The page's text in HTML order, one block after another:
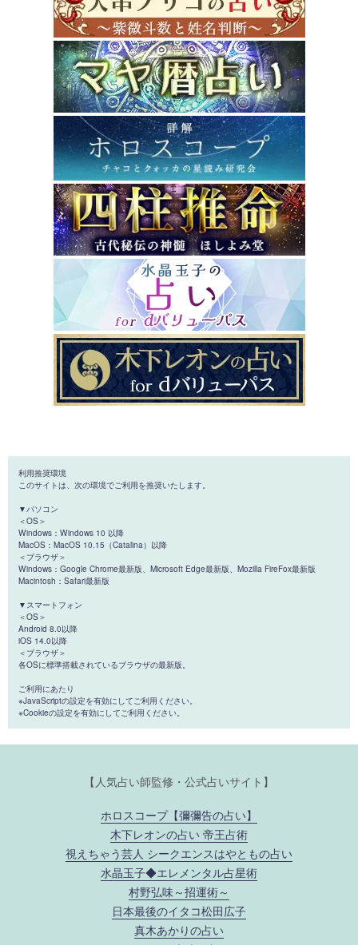
利用推奨環境
このサイトは、次の環境でご利用を推奨いたします。
▼パソコン
＜OS＞
Windows：Windows 10 以降
MacOS：MacOS 10.15（Catalina）以降
＜ブラウザ＞
Windows：Google Chrome最新版、Microsoft Edge最新版、Mozilla FireFox最新版
Macintosh：Safari最新版
▼スマートフォン
＜OS＞
Android 8.0以降
iOS 14.0以降
＜ブラウザ＞
各OSに標準搭載されているブラウザの最新版。
ご利用にあたり
※JavaScriptの設定を有効にしてご利用ください。
※Cookieの設定を有効にしてご利用ください。
【人気占い師監修・公式占いサイト】
ホロスコープ【彌彌告の占い】
木下レオンの占い 帝王占術
視えちゃう芸人 シークエンスはやともの占い
水晶玉子◆エレメンタル占星術
村野弘味～招運術～
日本最後のイタコ松田広子
真木あかりの占い